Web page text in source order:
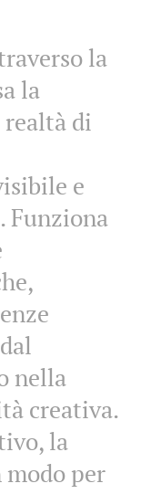
la
la
realtà di
e
Funziona
nella
creativa.
la
per